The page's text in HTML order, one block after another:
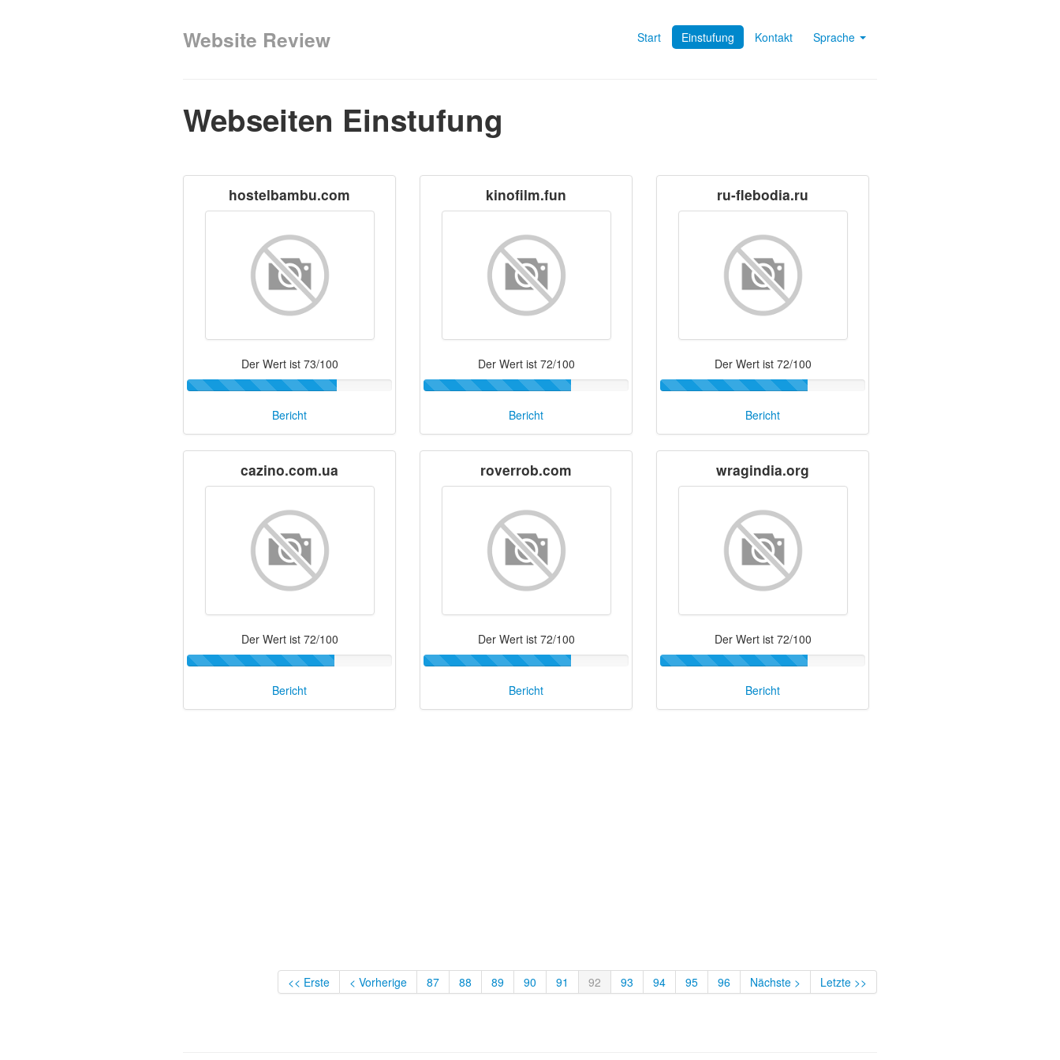
Start Einstufung Kontakt Sprache
Website Review
Webseiten Einstufung
hostelbambu.com
Der Wert ist 73/100
Bericht
kinofilm.fun
Der Wert ist 72/100
Bericht
ru-flebodia.ru
Der Wert ist 72/100
Bericht
cazino.com.ua
Der Wert ist 72/100
Bericht
roverrob.com
Der Wert ist 72/100
Bericht
wragindia.org
Der Wert ist 72/100
Bericht
<< Erste < Vorherige 87 88 89 90 91 92 93 94 95 96 Nächste > Letzte >>